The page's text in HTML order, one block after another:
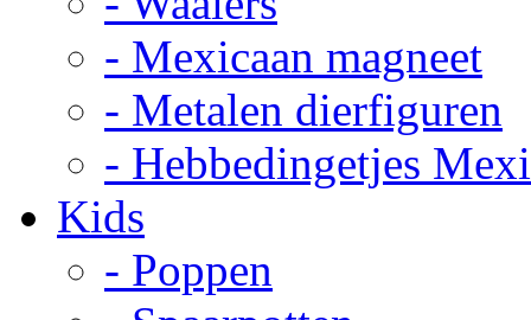
- Mexicaan magneet
- Metalen dierfiguren
- Hebbedingetjes
Kids
- Poppen